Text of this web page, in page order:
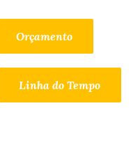
Orçamento
Linha do Tempo